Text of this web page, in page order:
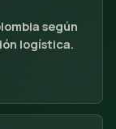
según
logística.